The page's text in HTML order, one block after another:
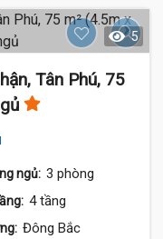
5
Tân Phú, 75
ngủ: 3 phòng
4 tầng
Đông Bắc